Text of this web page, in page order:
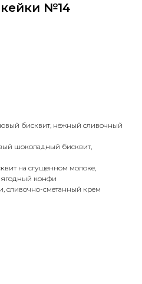
№14
бисквит, нежный сливочный
шоколадный бисквит,
на сгущенном молоке,
конфи
сливочно-сметанный крем